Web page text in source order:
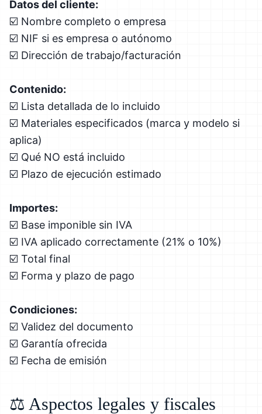
Datos del cliente:
☑️ Nombre completo o empresa
☑️ NIF si es empresa o autónomo
☑️ Dirección de trabajo/facturación
Contenido:
☑️ Lista detallada de lo incluido
☑️ Materiales especificados (marca y modelo si
aplica)
☑️ Qué NO está incluido
☑️ Plazo de ejecución estimado
Importes:
☑️ Base imponible sin IVA
☑️ IVA aplicado correctamente (21% o 10%)
☑️ Total final
☑️ Forma y plazo de pago
Condiciones:
☑️ Validez del documento
☑️ Garantía ofrecida
☑️ Fecha de emisión
⚖️ Aspectos legales y fiscales